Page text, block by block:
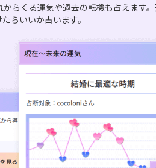
らくる運気や過去の転機も占えます
らいいか占います。